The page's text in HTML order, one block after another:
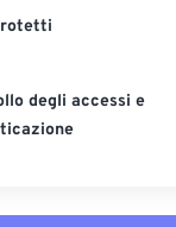
degli accessi e